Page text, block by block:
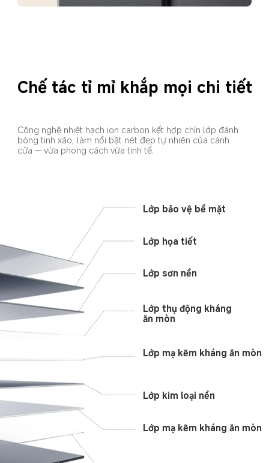
Chế tác tỉ mỉ khắp mọi chi tiết
Công nghệ nhiệt hạch ion carbon kết hợp chín lớp đánh
bóng tinh xảo, làm nổi bật nét đẹp tự nhiên của cánh
cửa — vừa phong cách vừa tinh tế.
Lớp bảo vệ bề mặt
Lớp họa tiết
Lớp sơn nền
Lớp thụ động kháng
ăn mòn
Lớp mạ kẽm kháng ăn mòn
Lớp kim loại nền
Lớp mạ kẽm kháng ăn mòn